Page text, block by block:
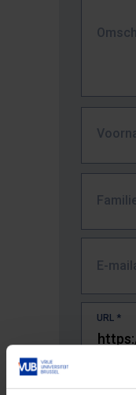
E-
URL *
De